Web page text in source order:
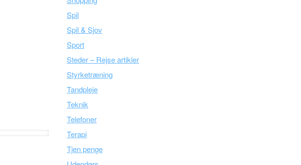
Spil
Spil & Sjov
Sport
Steder – Rejse artikler
Styrketræning
Tandpleje
Teknik
Telefoner
Terapi
Tjen penge